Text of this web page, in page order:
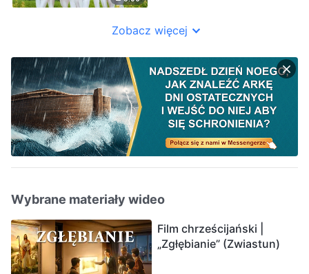
Zobacz więcej
Wybrane materiały wideo
Film chrześcijański |
„Zgłębianie” (Zwiastun)